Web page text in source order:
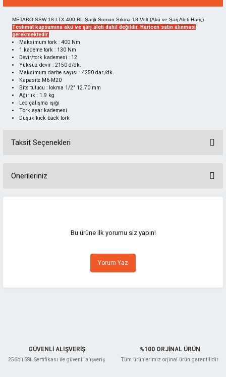
METABO SSW 18 LTX 400 BL Şarjlı Somun Sıkma 18 Volt (Akü ve Şarj Aleti Hariç)
Teslimat kapsamına akü ve şarj aleti dahil değildir. Haricen satın alınması
gerekmektedir.
Maksimum tork : 400 Nm
1.kademe tork : 130 Nm
Devir/tork kademesi : 12
Yüksüz devir : 2150 d/dk.
Maksimum darbe sayısı : 4250 dar./dk.
Kapasite M6-M20
Bits tutucu : lokma 1/2" 12.70 mm
Ağırlık : 1.9 kg
Led çalışma ışığı
Tork ayar kademesi
Düşük kick-back tork
Taksit Seçenekleri
Önerileriniz
Görüş ve önerileriniz için teşekkür ederiz.
Ürün resmi kalitesiz, bozuk veya görüntülenemiyor.
Ürün açıklamasında eksik bilgiler bulunuyor.
Bu ürüne ilk yorumu siz yapın!
Yorum Yaz
GÜVENLİ ALIŞVERİŞ
256bit SSL Sertifikası ile güvenli alışveriş
%100 ORJİNAL ÜRÜN
Tüm ürünlerimiz orjinal ürün garantilidir